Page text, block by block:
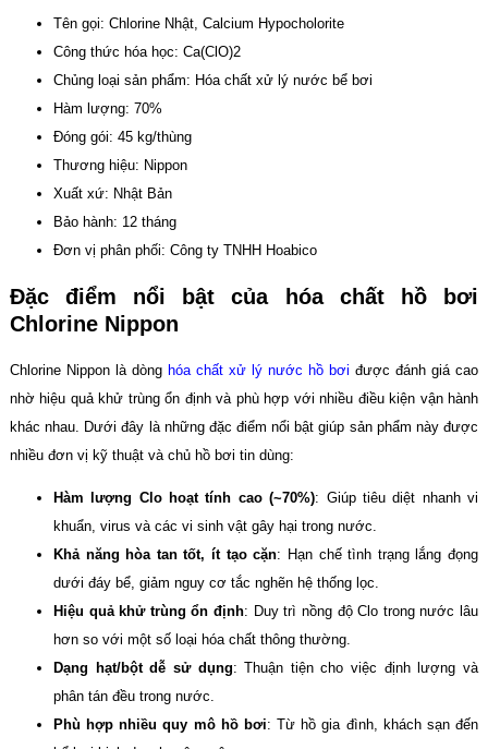
Tên gọi: Chlorine Nhật, Calcium Hypocholorite
Công thức hóa học: Ca(ClO)2
Chủng loại sản phẩm: Hóa chất xử lý nước bể bơi
Hàm lượng: 70%
Đóng gói: 45 kg/thùng
Thương hiệu: Nippon
Xuất xứ: Nhật Bản
Bảo hành: 12 tháng
Đơn vị phân phối: Công ty TNHH Hoabico
Đặc điểm nổi bật của hóa chất hồ bơi
Chlorine Nippon
Chlorine Nippon là dòng hóa chất xử lý nước hồ bơi được đánh giá cao
nhờ hiệu quả khử trùng ổn định và phù hợp với nhiều điều kiện vận hành
khác nhau. Dưới đây là những đặc điểm nổi bật giúp sản phẩm này được
nhiều đơn vị kỹ thuật và chủ hồ bơi tin dùng:
Hàm lượng Clo hoạt tính cao (~70%): Giúp tiêu diệt nhanh vi
khuẩn, virus và các vi sinh vật gây hại trong nước.
Khả năng hòa tan tốt, ít tạo cặn: Hạn chế tình trạng lắng đọng
dưới đáy bể, giảm nguy cơ tắc nghẽn hệ thống lọc.
Hiệu quả khử trùng ổn định: Duy trì nồng độ Clo trong nước lâu
hơn so với một số loại hóa chất thông thường.
Dạng hạt/bột dễ sử dụng: Thuận tiện cho việc định lượng và
phân tán đều trong nước.
Phù hợp nhiều quy mô hồ bơi: Từ hồ gia đình, khách sạn đến